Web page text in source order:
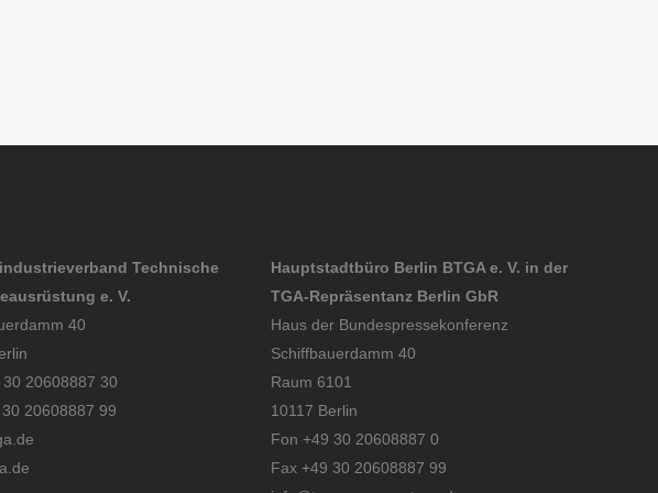
Technische
e. V.
40
20608887 30
20608887 99
Hauptstadtbüro Berlin BTGA e. V. in der
TGA-Repräsentanz Berlin GbR
Haus der Bundespressekonferenz
Schiffbauerdamm 40
Raum 6101
10117 Berlin
Fon +49 30 20608887 0
Fax +49 30 20608887 99